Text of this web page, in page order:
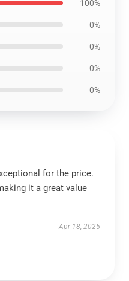
100%
0%
0%
0%
0%
for the price.
it a great value
Apr 18, 2025